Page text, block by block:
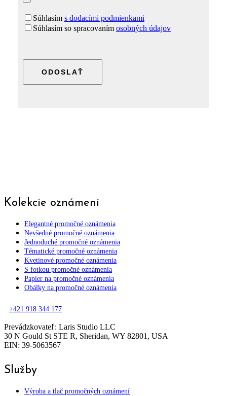
Súhlasím s dodacími podmienkami
Súhlasím so spracovaním osobných údajov
empty.
Kolekcie oznámení
Elegantné promočné oznámenia
Nevšedné promočné oznámenia
Jednoduché promočné oznámenia
Tématické promočné oznámenia
Kvetinové promočné oznámenia
S fotkou promočné oznámenia
Papier na promočné oznámenia
Obálky na promočné oznámenia
+421 918 344 177
Prevádzkovateľ: Laris Studio LLC
30 N Gould St STE R, Sheridan, WY 82801, USA
EIN: 39-5063567
Služby
Výroba a tlač promočných oznámení